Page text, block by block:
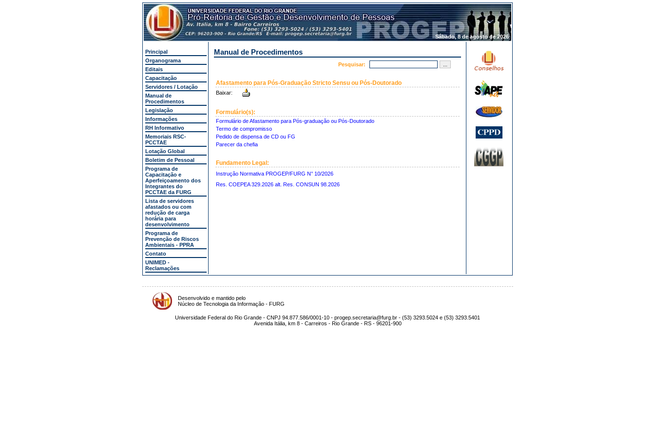
Sábado, 8 de agosto de 2026.
Principal
Organograma
Editais
Capacitação
Servidores / Lotação
Manual de
Procedimentos
Legislação
Informações
RH Informativo
Memoriais RSC-
PCCTAE
Lotação Global
Boletim de Pessoal
Programa de
Capacitação e
Aperfeiçoamento dos
Integrantes do
PCCTAE da FURG
Lista de servidores
afastados ou com
redução de carga
horária para
desenvolvimento
Programa de
Prevenção de Riscos
Ambientais - PPRA
Contato
UNIMED -
Reclamações
Manual de Procedimentos
Pesquisar:
Afastamento para Pós-Graduação Stricto Sensu ou Pós-Doutorado
Baixar:
Formulário(s):
Formulário de Afastamento para Pós-graduação ou Pós-Doutorado
Termo de compromisso
Pedido de dispensa de CD ou FG
Parecer da chefia
Fundamento Legal:
Instrução Normativa PROGEP/FURG N° 10/2026
Res. COEPEA 329.2026 alt. Res. CONSUN 98.2026
Desenvolvido e mantido pelo
Núcleo de Tecnologia da Informação - FURG
Universidade Federal do Rio Grande - CNPJ 94.877.586/0001-10 - progep.secretaria@furg.br - (53) 3293.5024 e (53) 3293.5401
Avenida Itália, km 8 - Carreiros - Rio Grande - RS - 96201-900